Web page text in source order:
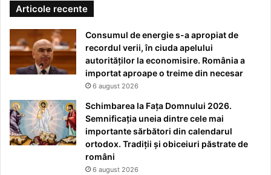
Articole recente
Consumul de energie s-a apropiat de
recordul verii, în ciuda apelului
autorităților la economisire. România a
importat aproape o treime din necesar
6 august 2026
Schimbarea la Fața Domnului 2026.
Semnificația uneia dintre cele mai
importante sărbători din calendarul
ortodox. Tradiții și obiceiuri păstrate de
români
6 august 2026